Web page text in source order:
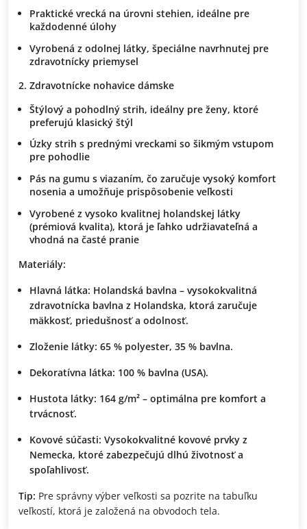
Praktické vrecká na úrovni stehien, ideálne pre
každodenné úlohy
Vyrobená z odolnej látky, špeciálne navrhnutej pre
zdravotnícky priemysel
Zdravotnícke nohavice dámske
Štýlový a pohodlný strih, ideálny pre ženy, ktoré
preferujú klasický štýl
Úzky strih s prednými vreckami so šikmým vstupom
pre pohodlie
Pás na gumu s viazaním, čo zaručuje vysoký komfort
nosenia a umožňuje prispôsobenie veľkosti
Vyrobené z vysoko kvalitnej holandskej látky
(prémiová kvalita), ktorá je ľahko udržiavateľná a
vhodná na časté pranie
Materiály:
Hlavná látka: Holandská bavlna – vysokokvalitná
zdravotnícka bavlna z Holandska, ktorá zaručuje
mäkkosť, priedušnosť a odolnosť.
Zloženie látky: 65 % polyester, 35 % bavlna.
Dekoratívna látka: 100 % bavlna (USA).
Hustota látky: 164 g/m² – optimálna pre komfort a
trvácnosť.
Kovové súčasti: Vysokokvalitné kovové prvky z
Nemecka, ktoré zabezpečujú dlhú životnosť a
spoľahlivosť.
Tip: Pre správny výber veľkosti sa pozrite na tabuľku
veľkostí, ktorá je založená na obvodoch tela.